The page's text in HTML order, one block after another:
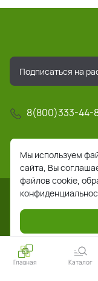
8(800)333-44-
info@pochta-
2026 © Все
Главная Каталог
Мы используем
сайта, Вы
файлов cookie,